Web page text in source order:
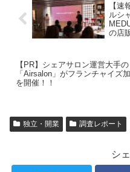
【速
ルシ
の店
【PR】シェアサロン運営大手の
「Airsalon」がフランチャイズ
を開催！！
独立・開業 調査レポート
シ